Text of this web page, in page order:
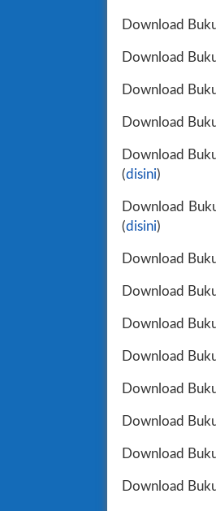
Download
Download
Download
Download
Download
(disini)
Download
(disini)
Download
Download
Download
Download
Download
Download
Download
Download